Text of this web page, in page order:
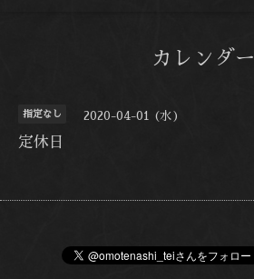
カレンダー
指定なし 2020-04-01 (水)
定休日